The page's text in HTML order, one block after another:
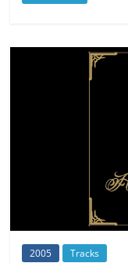
2005 Tracks